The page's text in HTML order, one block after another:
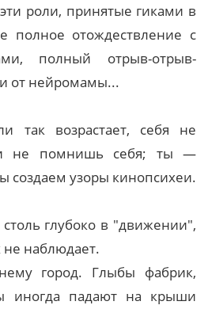
роли, принятые гиками в
полное отождествление с
полный отрыв-отрыв-
от нейромамы...
так возрастает, себя не
не помнишь себя; ты —
создаем узоры кинопсихеи.
глубоко в "движении",
наблюдает.
город. Глыбы фабрик,
иногда падают на крыши